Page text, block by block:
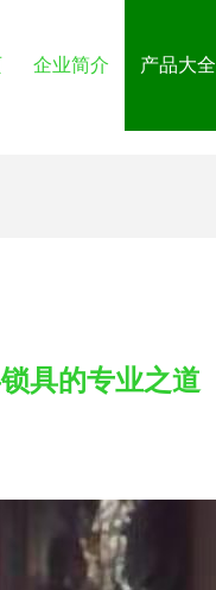
企业简介 产品大全
具的专业之道